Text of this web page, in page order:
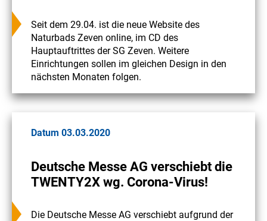
Seit dem 29.04. ist die neue Website des
Naturbads Zeven online, im CD des
Hauptauftrittes der SG Zeven. Weitere
Einrichtungen sollen im gleichen Design in den
nächsten Monaten folgen.
Deutsche Messe AG verschiebt die
TWENTY2X wg. Corona-Virus!
Datum 03.03.2020
Die Deutsche Messe AG verschiebt aufgrund der